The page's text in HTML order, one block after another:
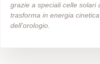
grazie a speciali celle solari
trasforma in energia
dell’orologio.